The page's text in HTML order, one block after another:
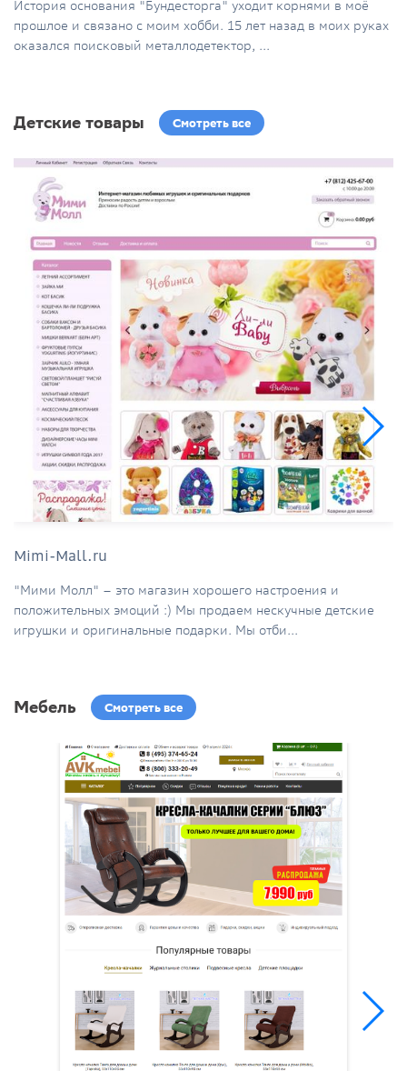
История основания "Бундесторга" уходит корнями в моё
прошлое и связано с моим хобби. 15 лет назад в моих руках
оказался поисковый металлодетектор, ...
Детские товары Смотреть все
Mimi-Mall.ru
"Мими Молл" – это магазин хорошего настроения и
положительных эмоций :) Мы продаем нескучные детские
игрушки и оригинальные подарки. Мы отби...
Мебель Смотреть все